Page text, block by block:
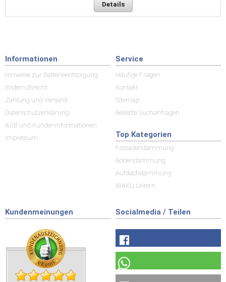
Details
Informationen
Hinweise zur Batterieentsorgung
Widerrufsrecht
Zahlung und Versand
Datenschutzerklärung
AGB und Kundeninformationen
Impressum
Service
Häufige Fragen
Kontakt
Sitemap
Beliebte Suchanfragen
Top Kategorien
Fassadendämmung
Bodendämmung
Aufdachdämmung
WAKÜ Leitern
Kundenmeinungen Socialmedia / Teilen